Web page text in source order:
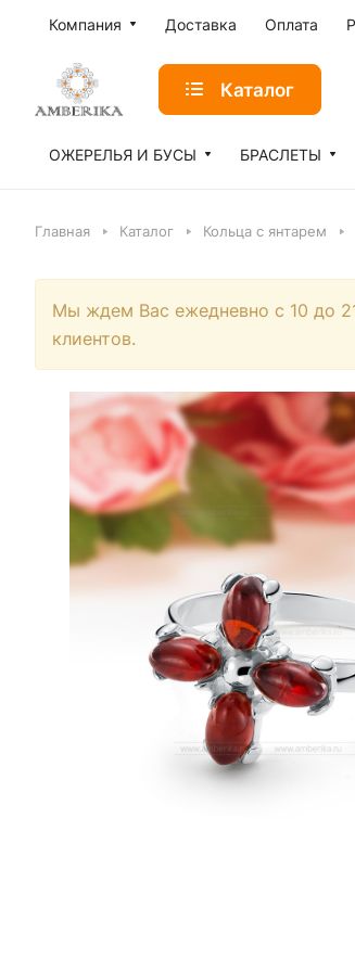
Компания Доставка Оплата
Каталог
ОЖЕРЕЛЬЯ И БУСЫ БРАСЛЕТЫ
Главная Каталог Кольца с янтарем
Мы ждем Вас ежедневно с 10 до
клиентов.